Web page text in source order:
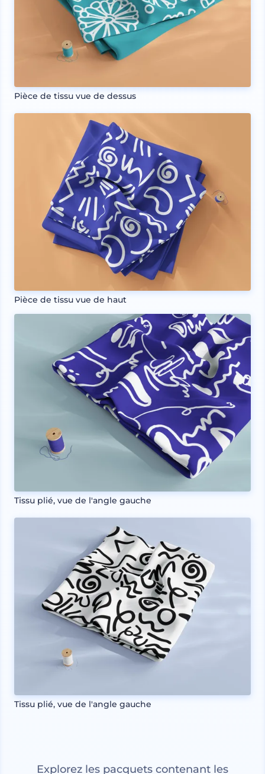
Pièce de tissu vue de dessus
Pièce de tissu vue de haut
Tissu plié, vue de l'angle gauche
Tissu plié, vue de l'angle gauche
Explorez les pacquets contenant les